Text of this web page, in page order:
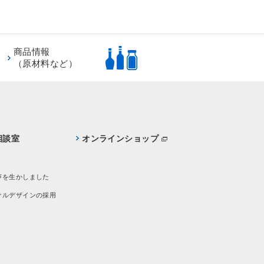
商品情報
（原材料など）
談室
を生かしました
ルデザインの採用
オンラインショップ